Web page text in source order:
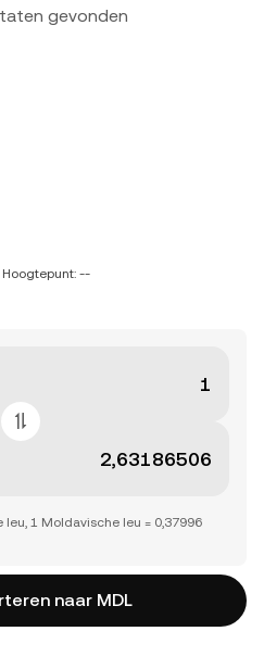
gevonden
Hoogtepunt: --
1 Moldavische leu = 0,37996
naar MDL